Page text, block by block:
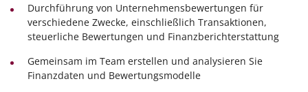
Durchführung von Unternehmensbewertungen für
verschiedene Zwecke, einschließlich Transaktionen,
steuerliche Bewertungen und Finanzberichterstattung
Gemeinsam im Team erstellen und analysieren Sie
Finanzdaten und Bewertungsmodelle